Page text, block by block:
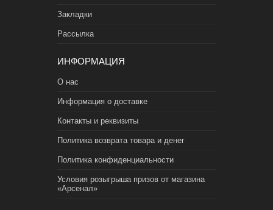
Закладки
Рассылка
ИНФОРМАЦИЯ
О нас
Информация о доставке
Контакты и реквизиты
Политика возврата товара и денег
Политика конфиденциальности
Условия розыгрыша призов от магазина
«Арсенал»